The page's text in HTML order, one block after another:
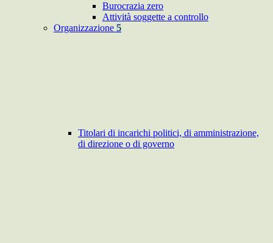
Burocrazia zero
Attività soggette a controllo
Organizzazione 5
Titolari di incarichi politici, di amministrazione,
di direzione o di governo